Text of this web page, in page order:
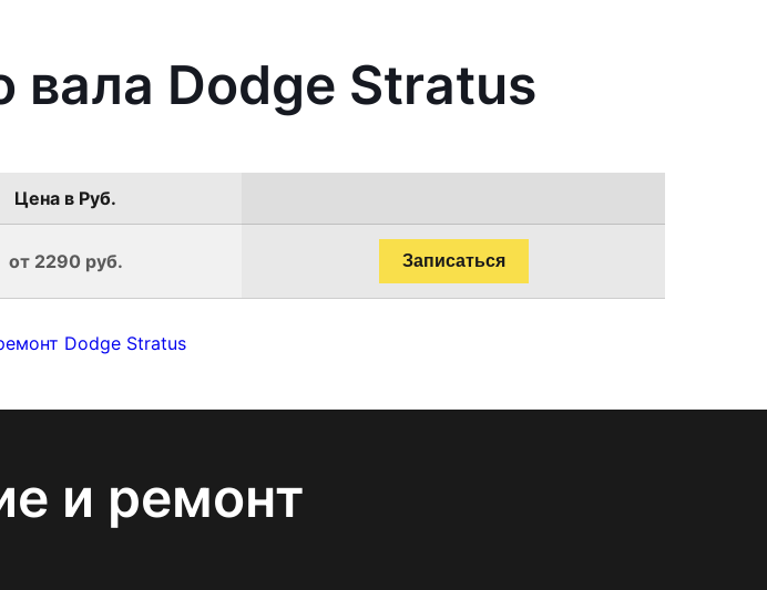
вала Dodge Stratus
Цена в Руб.
от 2290 руб. Записаться
Dodge Stratus
и ремонт